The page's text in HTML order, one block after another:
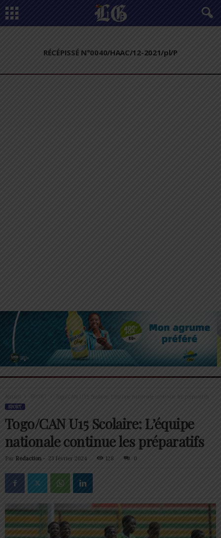
RÉCÉPISSÉ N°0040/HAAC/12-2021/pl/P
Accueil Togo/CAN U15 Scolaire: L’équipe nationale continue les préparatifs
SPORT
Togo/CAN U15 Scolaire: L’équipe
nationale continue les préparatifs
Par Redaction - 23 février 2024 128 0